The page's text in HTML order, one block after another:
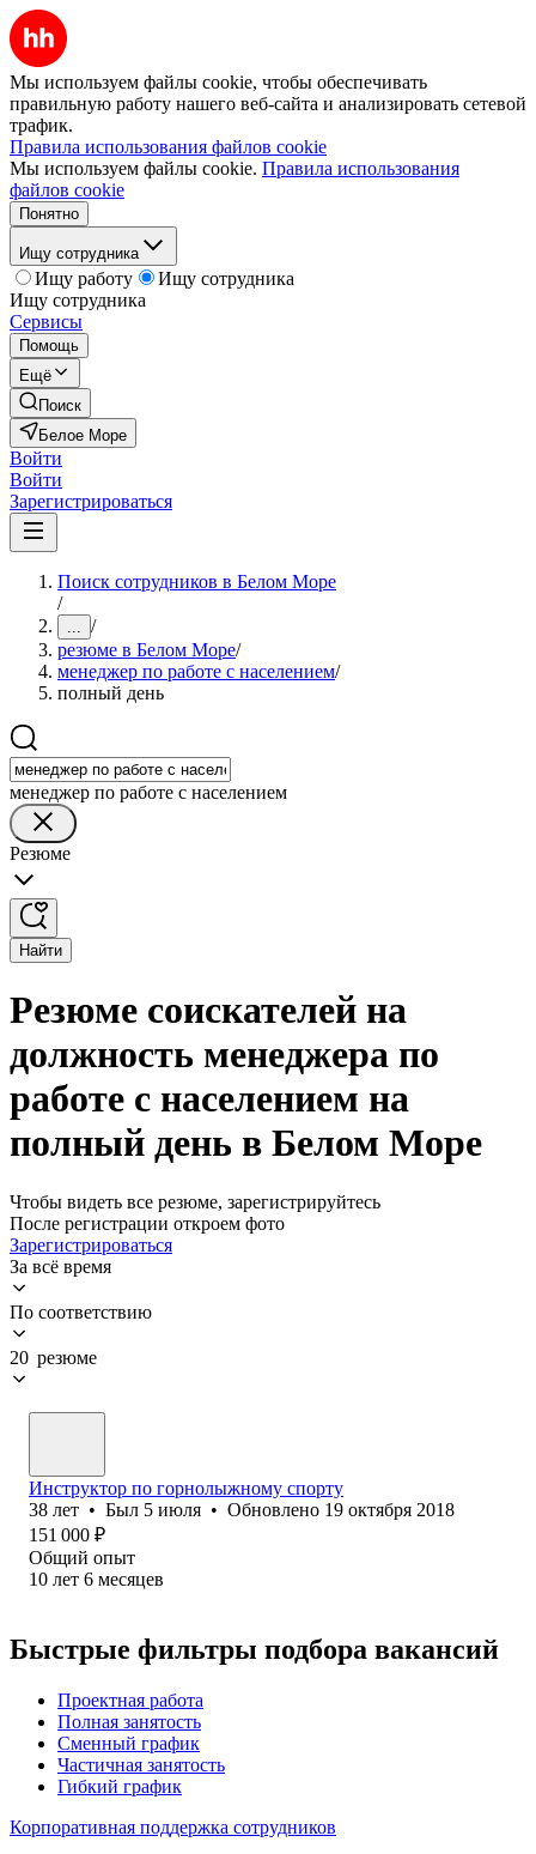
Мы используем файлы cookie, чтобы обеспечивать
правильную работу нашего веб-сайта и анализировать сетевой
трафик.
Правила использования файлов cookie
Мы используем файлы cookie. Правила использования
файлов cookie
Понятно
Ищу сотрудника
Ищу работу
Ищу сотрудника
Ищу сотрудника
Сервисы
Помощь
Ещё
Поиск
Белое Море
Войти
Войти
Зарегистрироваться
Поиск сотрудников в Белом Море
/
... /
резюме в Белом Море/
менеджер по работе с населением/
полный день
менеджер по работе с населением
Резюме
Найти
Резюме соискателей на
должность менеджера по
работе с населением на
полный день в Белом Море
Чтобы видеть все резюме, зарегистрируйтесь
После регистрации откроем фото
Зарегистрироваться
За всё время
По соответствию
20 резюме
Инструктор по горнолыжному спорту
38 лет • Был 5 июля • Обновлено 19 октября 2018
151 000 ₽
Общий опыт
10 лет 6 месяцев
Быстрые фильтры подбора вакансий
Проектная работа
Полная занятость
Сменный график
Частичная занятость
Гибкий график
Корпоративная поддержка сотрудников